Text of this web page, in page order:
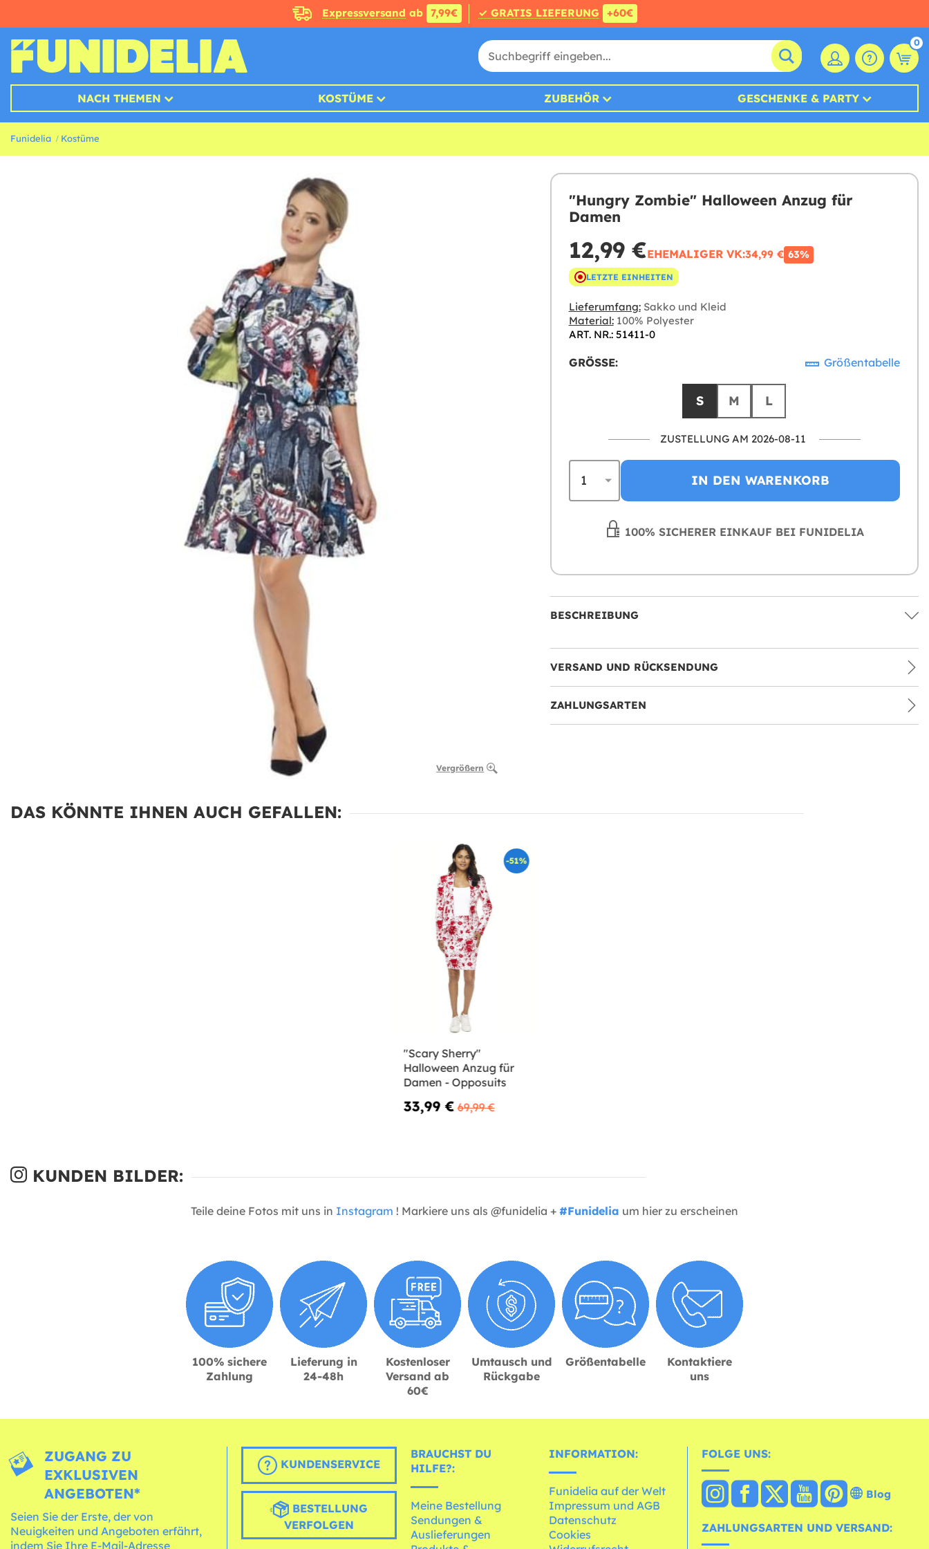
Expressversand ab 7,99€ ✓ GRATIS LIEFERUNG +60€
0
NACH THEMEN KOSTÜME ZUBEHÖR GESCHENKE & PARTY
Funidelia Kostüme
Vergrößern
"Hungry Zombie" Halloween Anzug für
Damen
12,99 €EHEMALIGER VK:34,99 € 63%
LETZTE EINHEITEN
Lieferumfang:Sakko und Kleid
Material:100% Polyester
ART. NR.: 51411-0
GRÖSSE: Größentabelle
S M L
ZUSTELLUNG AM 2026-08-11
IN DEN WARENKORB
100% SICHERER EINKAUF BEI FUNIDELIA
BESCHREIBUNG
VERSAND UND RÜCKSENDUNG
ZAHLUNGSARTEN
DAS KÖNNTE IHNEN AUCH GEFALLEN:
-51%
"Scary Sherry"
Halloween Anzug für
Damen - Opposuits
33,99 € 69,99 €
KUNDEN BILDER:
Teile deine Fotos mit uns in Instagram ! Markiere uns als @funidelia + #Funidelia um hier zu erscheinen
100% sichere
Zahlung
Lieferung in
24-48h
Kostenloser
Versand ab
60€
Umtausch und
Rückgabe
Größentabelle
Kontaktiere
uns
ZUGANG ZU
EXKLUSIVEN
ANGEBOTEN*
Seien Sie der Erste, der von
Neuigkeiten und Angeboten erfährt,
indem Sie Ihre E-Mail-Adresse
KUNDENSERVICE
BESTELLUNG
VERFOLGEN
BRAUCHST DU
HILFE?:
Meine Bestellung
Sendungen &
Auslieferungen
INFORMATION:
Funidelia auf der Welt
Impressum und AGB
Datenschutz
Cookies
FOLGE UNS:
Blog
ZAHLUNGSARTEN UND VERSAND: